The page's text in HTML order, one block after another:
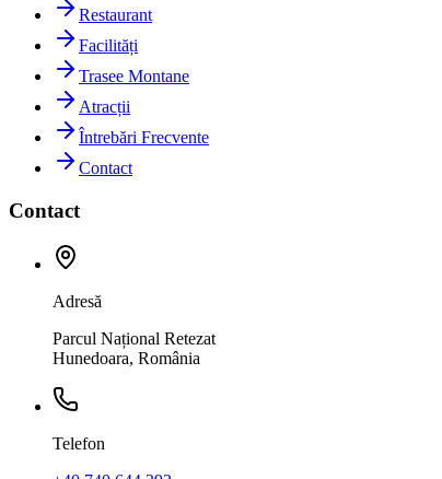
Restaurant
Facilități
Trasee Montane
Atracții
Întrebări Frecvente
Contact
Contact
Adresă
Parcul Național Retezat
Hunedoara, România
Telefon